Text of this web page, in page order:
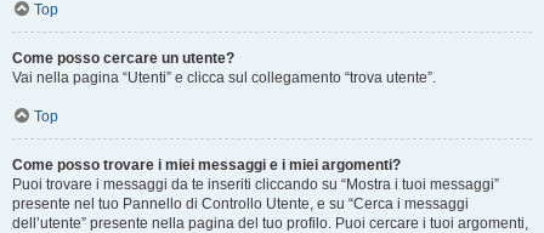
Top
Come posso cercare un utente?
Vai nella pagina “Utenti” e clicca sul collegamento “trova utente”.
Top
Come posso trovare i miei messaggi e i miei argomenti?
Puoi trovare i messaggi da te inseriti cliccando su “Mostra i tuoi messaggi”
presente nel tuo Pannello di Controllo Utente, e su “Cerca i messaggi
dell’utente” presente nella pagina del tuo profilo. Puoi cercare i tuoi argomenti,